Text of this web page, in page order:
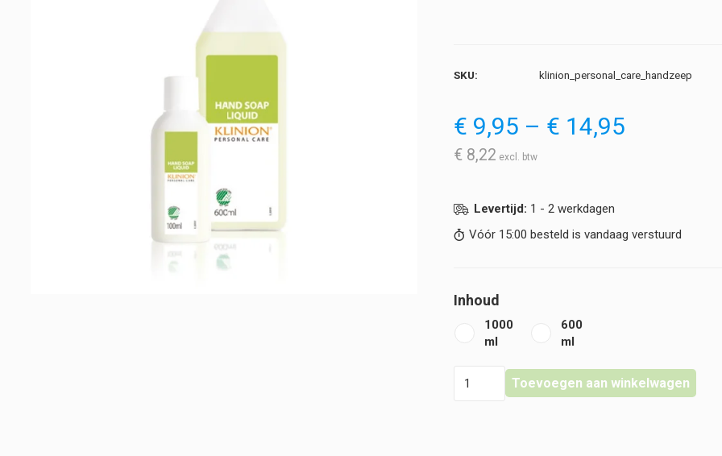
SKU: klinion_personal_care_handzeep
€ 9,95 – € 14,95
€ 8,22
Levertijd: 1 - 2 werkdagen
Vóór 15:00 besteld is vandaag verstuurd
Inhoud
1000
ml
600
ml
Toevoegen aan winkelwagen